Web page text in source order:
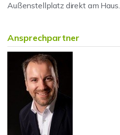
Außenstellplatz direkt am Haus.
Ansprechpartner